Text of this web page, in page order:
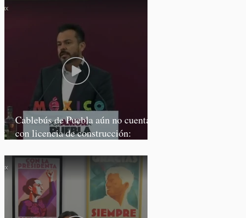
Cablebús de Puebla aún no cuenta
con licencia de construcción: